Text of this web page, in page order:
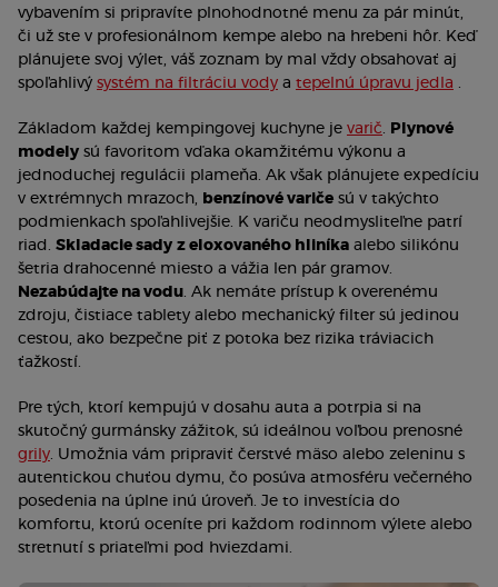
vybavením si pripravíte plnohodnotné menu za pár minút,
či už ste v profesionálnom kempe alebo na hrebeni hôr. Keď
plánujete svoj výlet, váš zoznam by mal vždy obsahovať aj
spoľahlivý systém na filtráciu vody a tepelnú úpravu jedla .
Základom každej kempingovej kuchyne je varič. Plynové
modely sú favoritom vďaka okamžitému výkonu a
jednoduchej regulácii plameňa. Ak však plánujete expedíciu
v extrémnych mrazoch, benzínové variče sú v takýchto
podmienkach spoľahlivejšie. K variču neodmysliteľne patrí
riad. Skladacie sady z eloxovaného hliníka alebo silikónu
šetria drahocenné miesto a vážia len pár gramov.
Nezabúdajte na vodu. Ak nemáte prístup k overenému
zdroju, čistiace tablety alebo mechanický filter sú jedinou
cestou, ako bezpečne piť z potoka bez rizika tráviacich
ťažkostí.
Pre tých, ktorí kempujú v dosahu auta a potrpia si na
skutočný gurmánsky zážitok, sú ideálnou voľbou prenosné
grily. Umožnia vám pripraviť čerstvé mäso alebo zeleninu s
autentickou chuťou dymu, čo posúva atmosféru večerného
posedenia na úplne inú úroveň. Je to investícia do
komfortu, ktorú oceníte pri každom rodinnom výlete alebo
stretnutí s priateľmi pod hviezdami.